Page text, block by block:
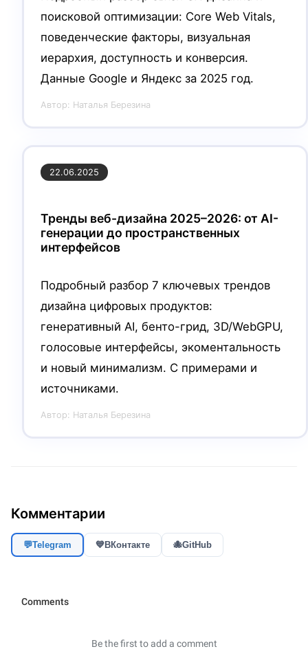
поисковой оптимизации: Core Web Vitals,
поведенческие факторы, визуальная
иерархия, доступность и конверсия.
Данные Google и Яндекс за 2025 год.
Автор: Наталья Березина
22.06.2025
Тренды веб-дизайна 2025–2026: от AI-
генерации до пространственных
интерфейсов
Подробный разбор 7 ключевых трендов
дизайна цифровых продуктов:
генеративный AI, бенто-грид, 3D/WebGPU,
голосовые интерфейсы, экоментальность
и новый минимализм. С примерами и
источниками.
Автор: Наталья Березина
Комментарии
💬Telegram 💙ВКонтакте 🐙GitHub